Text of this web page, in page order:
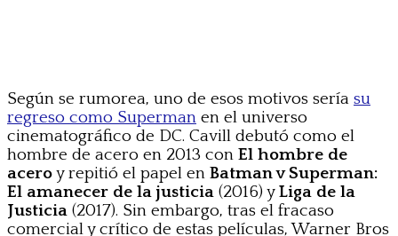
Según se rumorea, uno de esos motivos sería su
regreso como Superman en el universo
cinematográfico de DC. Cavill debutó como el
hombre de acero en 2013 con El hombre de
aceroy repitió el papel en Batman v Superman:
El amanecer de la justicia (2016) yLiga de la
Justicia (2017). Sin embargo, tras el fracaso
comercial y crítico de estas películas, Warner Bros